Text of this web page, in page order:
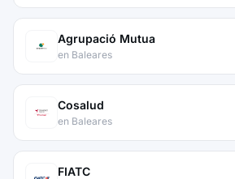
Agrupació Mutua
en Baleares
Cosalud
en Baleares
FIATC